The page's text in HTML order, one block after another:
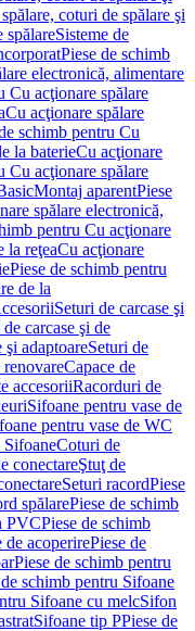
coturi de spălare şi
spălareSisteme de
Piese de schimb
electronică, alimentare
Cu acţionare spălare
Cu acţionare spălare
schimb pentru Cu
la baterieCu acţionare
Cu acţionare spălare
Montaj aparentPiese
spălare electronică,
pentru Cu acţionare
la reţeaCu acţionare
Piese de schimb pentru
de la
Seturi de carcase şi
carcase şi de
şi adaptoareSeturi de
renovareCapace de
accesoriiRacorduri de
Sifoane pentru vase de
pentru vase de WC
SifoaneCoturi de
conectareŞtuţ de
Seturi racordPiese
spălarePiese de schimb
PVCPiese de schimb
de acoperirePiese de
Piese de schimb pentru
schimb pentru Sifoane
Sifoane cu melcSifon
Sifoane tip PPiese de